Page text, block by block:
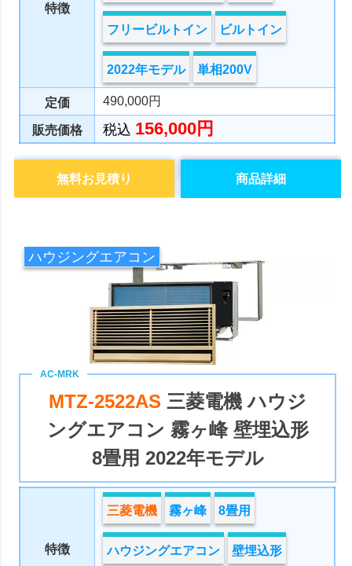
特徴
フリービルトイン ビルトイン
2022年モデル 単相200V
定価 490,000円
販売価格 税込 156,000円
商品詳細
無料お見積り
ハウジングエアコン
MTZ-2522AS三菱電機 ハウジ
ングエアコン 霧ヶ峰 壁埋込形
8畳用 2022年モデル
特徴
三菱電機 霧ヶ峰 8畳用
ハウジングエアコン 壁埋込形